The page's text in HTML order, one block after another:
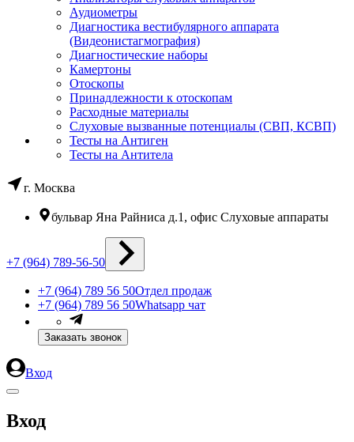
Аудиометры
Диагностика вестибулярного аппарата
(Видеонистагмография)
Диагностические наборы
Камертоны
Отоскопы
Принадлежности к отоскопам
Расходные материалы
Слуховые вызванные потенциалы (СВП, КСВП)
Тесты на Антиген
Тесты на Антитела
г. Москва
бульвар Яна Райниса д.1, офис Слуховые аппараты
+7 (964) 789-56-50
+7 (964) 789 56 50Отдел продаж
+7 (964) 789 56 50Whatsapp чат
Заказать звонок
Вход
Вход